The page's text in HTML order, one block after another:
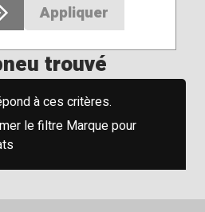
Appliquer
trouvé
à ces critères.
le filtre Marque pour